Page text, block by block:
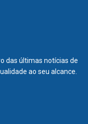
das últimas notícias de
ao seu alcance.